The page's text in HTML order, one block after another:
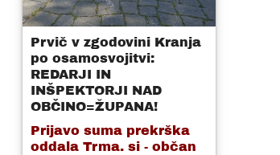
Prvič v zgodovini Kranja
po osamosvojitvi:
REDARJI IN
INŠPEKTORJI NAD
OBČINO=ŽUPANA!
Prijavo suma prekrška
oddala Trma. si - občan